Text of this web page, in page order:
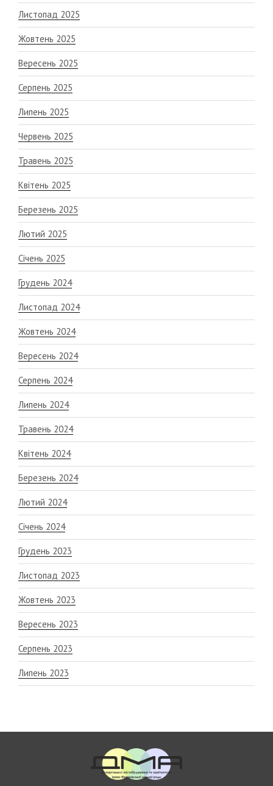
Листопад 2025
Жовтень 2025
Вересень 2025
Серпень 2025
Липень 2025
Червень 2025
Травень 2025
Квітень 2025
Березень 2025
Лютий 2025
Січень 2025
Грудень 2024
Листопад 2024
Жовтень 2024
Вересень 2024
Серпень 2024
Липень 2024
Травень 2024
Квітень 2024
Березень 2024
Лютий 2024
Січень 2024
Грудень 2023
Листопад 2023
Жовтень 2023
Вересень 2023
Серпень 2023
Липень 2023